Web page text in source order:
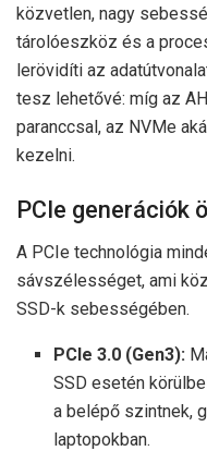
közvetlen, nagy
tárolóeszköz és a
lerövidíti az
tesz lehetővé: míg az
paranccsal, az NVMe
kezelni.
PCIe generációk
A PCIe technológia
sávszélességet, ami
SSD-k sebességében.
PCIe 3.0 (Gen3):
SSD esetén
a belépő szintnek,
laptopokban.